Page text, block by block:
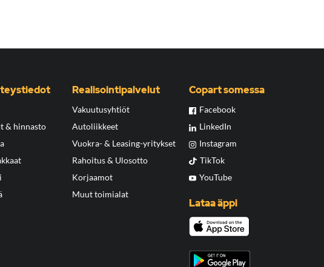
& hinnasto
Realisointipalvelut
Vakuutusyhtiöt
Autoliikkeet
Vuokra- & Leasing-yritykset
Rahoitus & Ulosotto
Korjaamot
Muut toimialat
Copart somessa
Facebook
LinkedIn
Instagram
TikTok
YouTube
Lataa äppi